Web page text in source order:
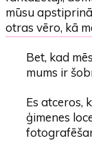
mūsu
otras vēro, kā
Bet, kad
mums ir
Es atceros,
ģimenes